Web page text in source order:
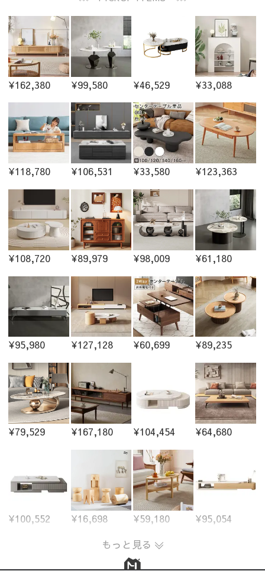
¥162,380 ¥99,580 ¥46,529 ¥33,088
¥118,780 ¥106,531 ¥33,580 ¥123,363
¥108,720 ¥89,979 ¥98,009 ¥61,180
¥95,980 ¥127,128 ¥60,699 ¥89,235
¥79,529 ¥167,180 ¥104,454 ¥64,680
¥100,552 ¥16,698 ¥59,180
¥95,054
もっと見る